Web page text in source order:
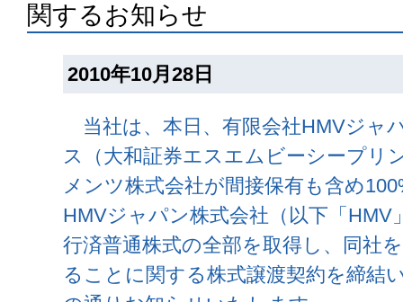
関するお知らせ
2010年10月28日
当社は、本日、有限会社HMVジャ
ス（大和証券エスエムビーシープリ
メンツ株式会社が間接保有も含め
HMVジャパン株式会社（以下「
行済普通株式の全部を取得し、同社
ることに関する株式譲渡契約を締結